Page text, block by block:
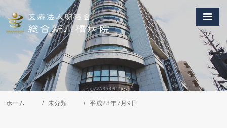
ホーム 未分類 平成28年7月9日